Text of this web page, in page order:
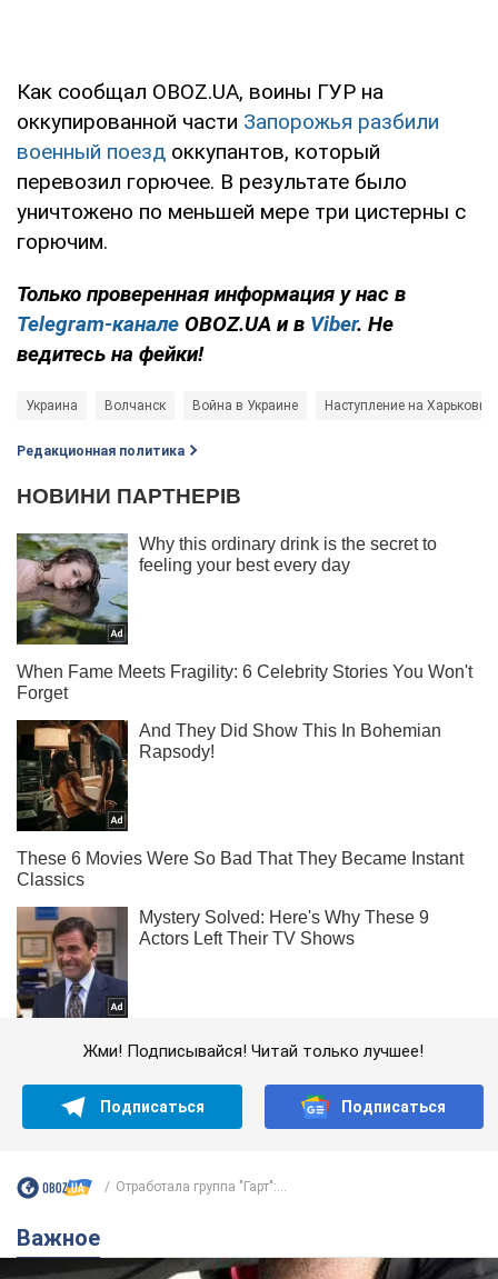
Как сообщал OBOZ.UA, воины ГУР на
оккупированной части Запорожья разбили
военный поезд оккупантов, который
перевозил горючее. В результате было
уничтожено по меньшей мере три цистерны с
горючим.
Только проверенная информация у нас в
Telegram-канале OBOZ.UA и в Viber. Не
ведитесь на фейки!
Украина Волчанск Война в Украине Наступление на
Редакционная политика
Жми! Подписывайся! Читай только лучшее!
Подписаться Подписаться
Отработала группа "Гарт":...
Важное